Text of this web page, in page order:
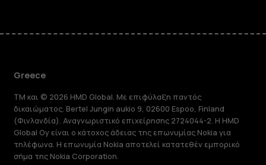
Greece
TM και © 2026 HMD Global. Με επιφύλαξη παντός
δικαιώματος. Bertel Jungin aukio 9, 02600 Espoo, Finland
(Φινλανδία). Αναγνωριστικό επιχείρησης 2724044-2. Η HMD
Global Oy είναι ο κάτοχος άδειας της επωνυμίας Nokia για
τηλέφωνα. Η επωνυμία Nokia αποτελεί κατατεθέν εμπορικό
σήμα της Nokia Corporation.